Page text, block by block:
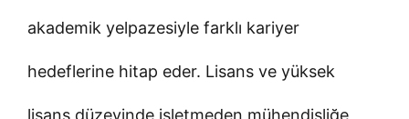
akademik yelpazesiyle farklı kariyer
hedeflerine hitap eder. Lisans ve yüksek
lisans düzeyinde işletmeden mühendisliğe,